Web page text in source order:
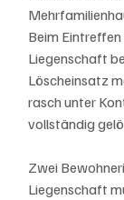
Beim
Liegenschaft
Löscheinsatz
rasch unter
vollständig
Zwei
Liegenschaft